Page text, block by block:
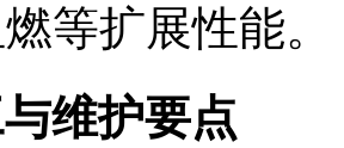
等扩展性能。
维护要点